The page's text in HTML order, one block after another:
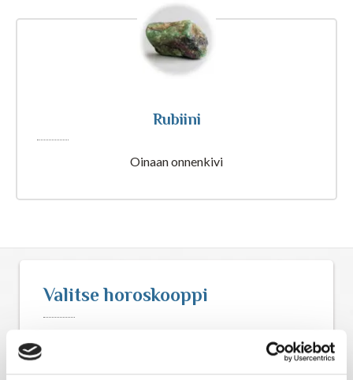
Rubiini
Oinaan onnenkivi
Valitse horoskooppi